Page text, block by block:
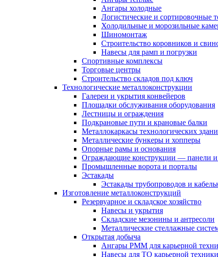
Ангары холодные
Логистические и сортировочные
Холодильные и морозильные
Шиномонтаж
Строительство коровников и
Навесы для рамп и погрузки
Спортивные комплексы
Торговые центры
Строительство складов под ключ
Технологические металлоконструкции
Галереи и укрытия конвейеров
Площадки обслуживания оборудования
Лестницы и ограждения
Подкрановые пути и крановые балки
Металлокаркасы технологических
Металлические бункеры и хопперы
Опорные рамы и основания
Ограждающие конструкции — панели и
Промышленные ворота и порталы
Эстакады
Эстакады трубопроводов и
Изготовление металлоконструкций
Резервуарное и складское хозяйство
Навесы и укрытия
Складские мезонины и антресоли
Металлические стеллажные
Открытая добыча
Ангары РММ для карьерной
Навесы для ТО карьерной техники